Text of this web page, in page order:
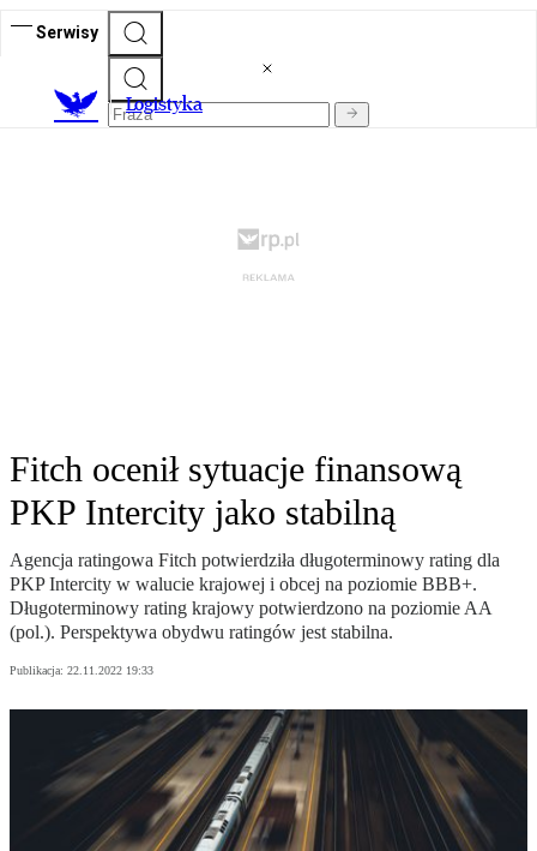
Serwisy
Logistyka
Fitch ocenił sytuacje finansową
PKP Intercity jako stabilną
Agencja ratingowa Fitch potwierdziła długoterminowy rating dla
PKP Intercity w walucie krajowej i obcej na poziomie BBB+.
Długoterminowy rating krajowy potwierdzono na poziomie AA
(pol.). Perspektywa obydwu ratingów jest stabilna.
Publikacja: 22.11.2022 19:33